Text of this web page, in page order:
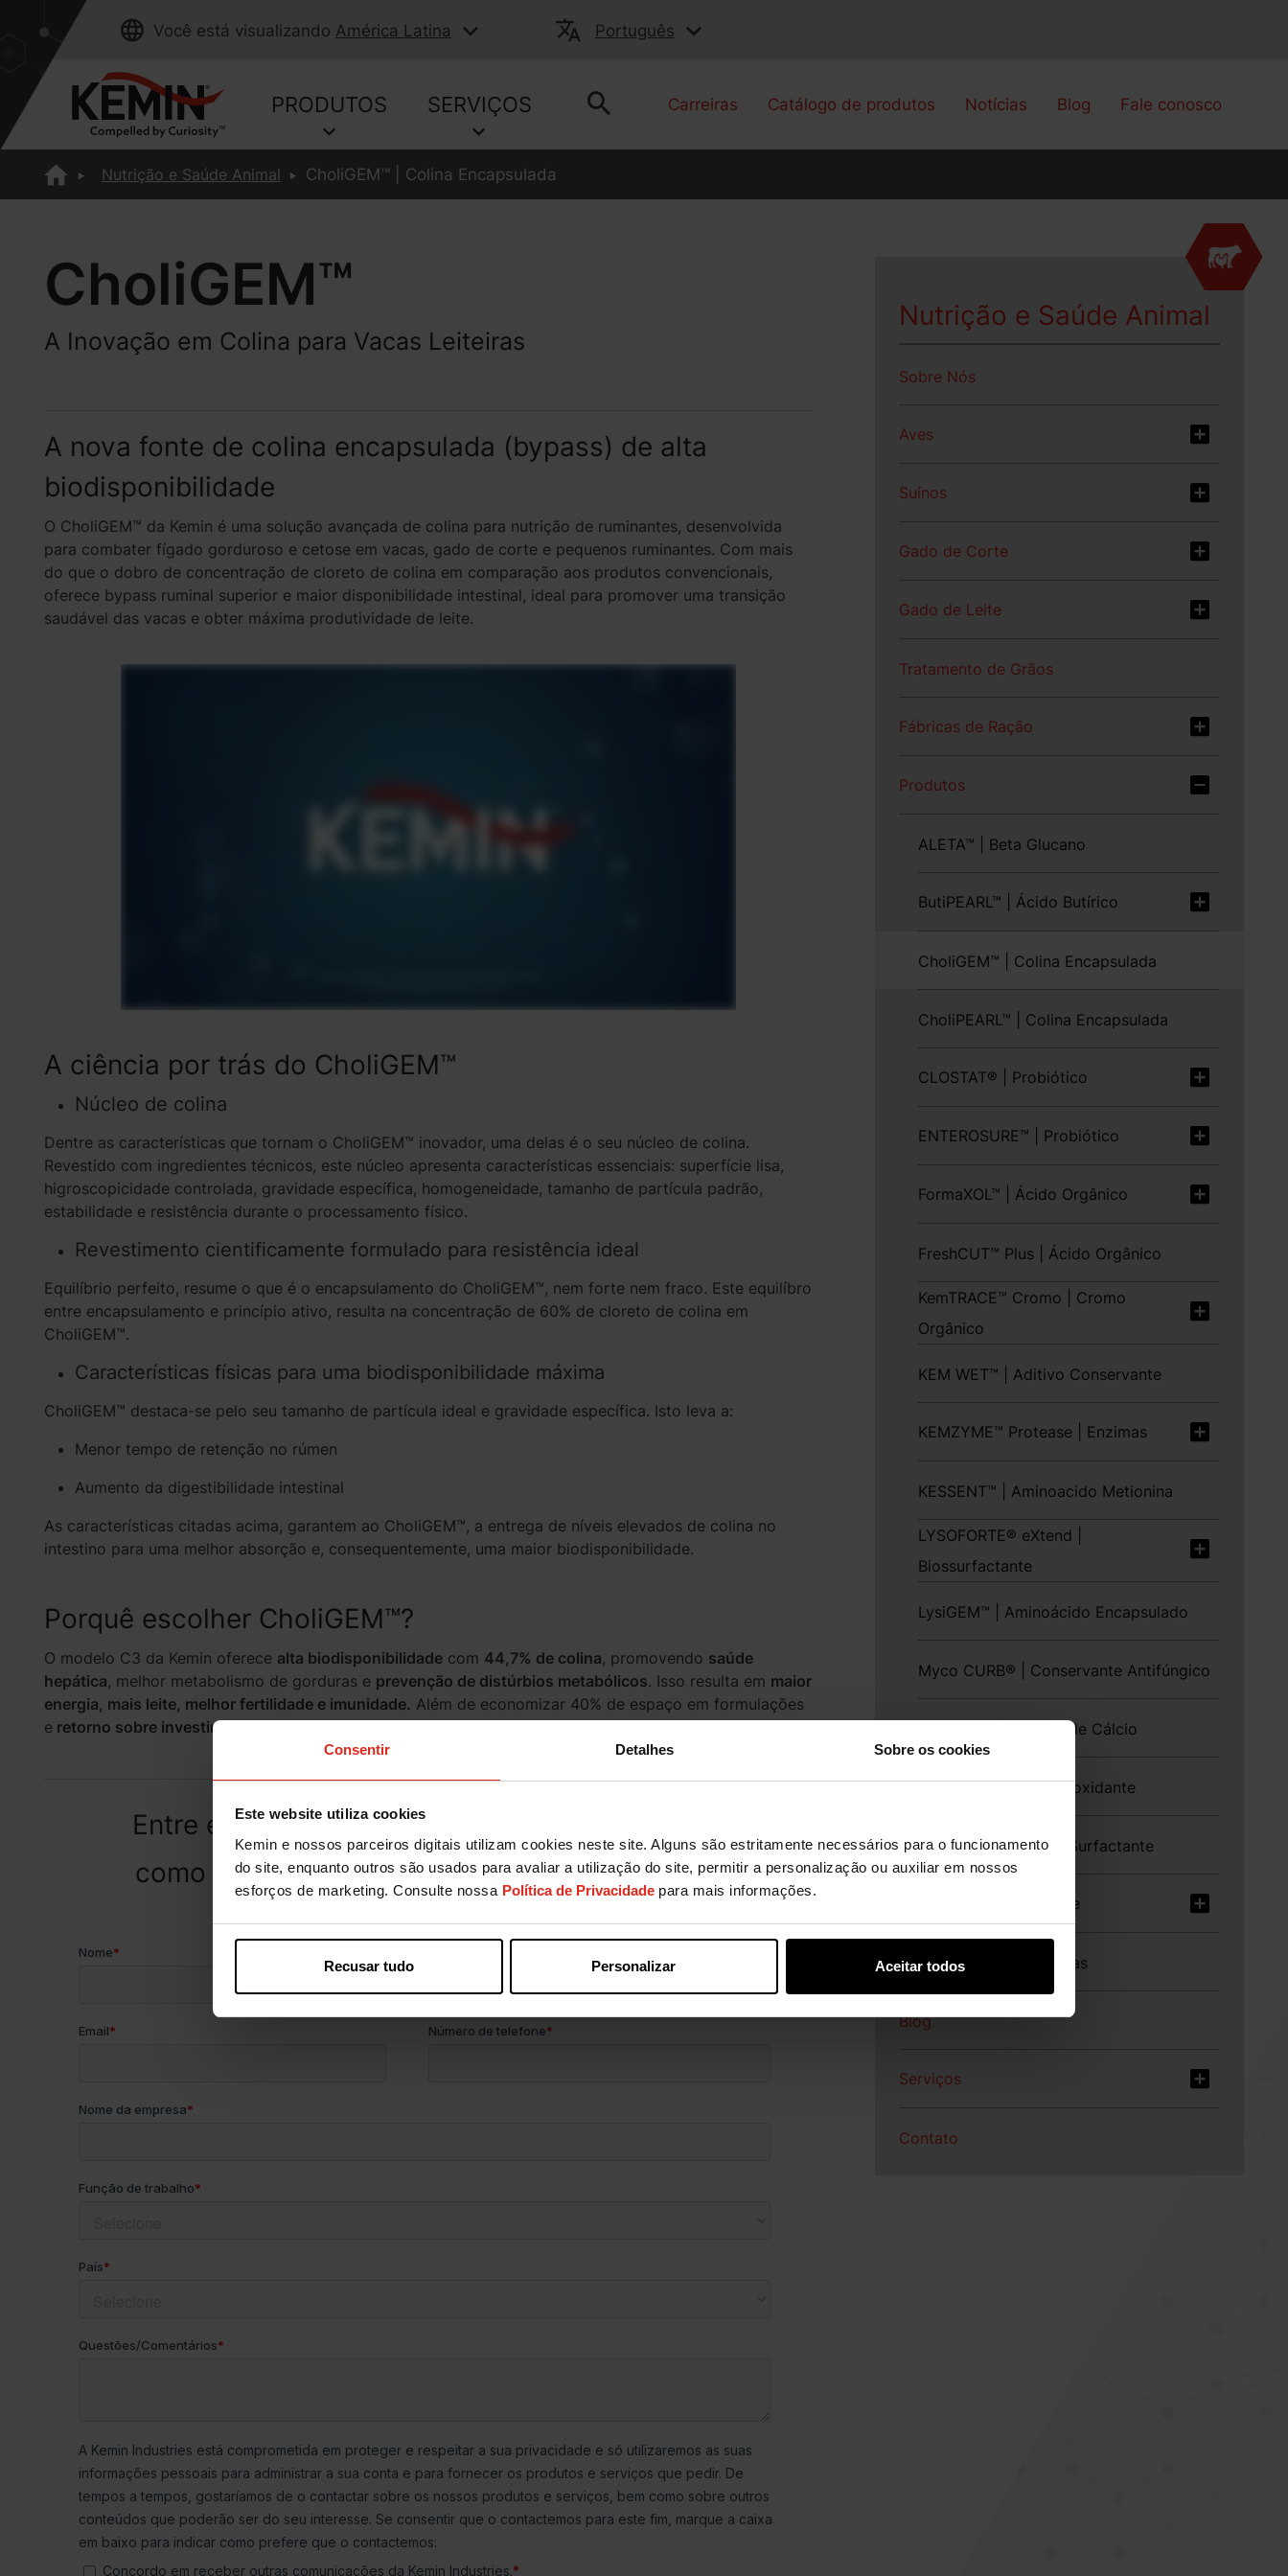
Consentir Detalhes Sobre os cookies
Este website utiliza cookies
Kemin e nossos parceiros digitais utilizam cookies neste site. Alguns são estritamente necessários para o funcionamento
do site, enquanto outros são usados para avaliar a utilização do site, permitir a personalização ou auxiliar em nossos
esforços de marketing. Consulte nossa Política de Privacidadepara mais informações.
Recusar tudo Personalizar Aceitar todos
Você está visualizando América Latina Português
PRODUTOS SERVIÇOS Carreiras Catálogo de produtos Notícias Blog Fale conosco
Nutrição e Saúde Animal CholiGEM™ | Colina Encapsulada
CholiGEM™
A Inovação em Colina para Vacas Leiteiras
A nova fonte de colina encapsulada (bypass) de alta
biodisponibilidade
O CholiGEM™ da Kemin é uma solução avançada de colina para nutrição de ruminantes, desenvolvida
para combater fígado gorduroso e cetose em vacas, gado de corte e pequenos ruminantes. Com mais
do que o dobro de concentração de cloreto de colina em comparação aos produtos convencionais,
oferece bypass ruminal superior e maior disponibilidade intestinal, ideal para promover uma transição
saudável das vacas e obter máxima produtividade de leite.
A ciência por trás do CholiGEM™
Núcleo de colina
Dentre as características que tornam o CholiGEM™ inovador, uma delas é o seu núcleo de colina.
Revestido com ingredientes técnicos, este núcleo apresenta características essenciais: superfície lisa,
higroscopicidade controlada, gravidade específica, homogeneidade, tamanho de partícula padrão,
estabilidade e resistência durante o processamento físico.
Revestimento cientificamente formulado para resistência ideal
Equilíbrio perfeito, resume o que é o encapsulamento do CholiGEM™, nem forte nem fraco. Este equilíbro
entre encapsulamento e princípio ativo, resulta na concentração de 60% de cloreto de colina em
CholiGEM™.
Características físicas para uma biodisponibilidade máxima
CholiGEM™ destaca-se pelo seu tamanho de partícula ideal e gravidade específica. Isto leva a:
Menor tempo de retenção no rúmen
Aumento da digestibilidade intestinal
As características citadas acima, garantem ao CholiGEM™, a entrega de níveis elevados de colina no
intestino para uma melhor absorção e, consequentemente, uma maior biodisponibilidade.
Porquê escolher CholiGEM™?
O modelo C3 da Kemin oferece alta biodisponibilidadecom 44,7% de colina, promovendo saúde
hepática, melhor metabolismo de gorduras e prevenção de distúrbios metabólicos. Isso resulta em maior
energia, mais leite, melhor fertilidade e imunidade. Além de economizar 40% de espaço em formulações
eretorno sobre investimento superior a 2:1
Entre em contato para mais informações sobre
como
CholiGEM™ pode ajudar no seu negócio!
Nutrição e Saúde Animal
Sobre Nós
Aves
Suínos
Gado de Corte
Gado de Leite
Tratamento de Grãos
Fábricas de Ração
Produtos
ALETA™ | Beta Glucano
ButiPEARL™ | Ácido Butírico
CholiGEM™ | Colina Encapsulada
CholiPEARL™ | Colina Encapsulada
CLOSTAT® | Probiótico
ENTEROSURE™ | Probiótico
FormaXOL™ | Ácido Orgânico
FreshCUT™ Plus | Ácido Orgânico
KemTRACE™ Cromo | Cromo
Orgânico
KEM WET™ | Aditivo Conservante
KEMZYME™ Protease | Enzimas
KESSENT™ | Aminoacido Metionina
LYSOFORTE® eXtend |
Biossurfactante
LysiGEM™ | Aminoácido Encapsulado
Myco CURB® | Conservante Antifúngico
NutriCAB™ | Cloreto de Cálcio
PARADIGMOX® | Antioxidante
Sal CURB® | Aditivo Surfactante
TOXFIN™ | Adsorvente
XYGEST™ HT | Enzimas
Blog
Serviços
Contato